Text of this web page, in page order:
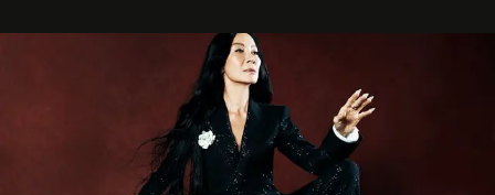
dirigida por Maggie Gyllenhaal.